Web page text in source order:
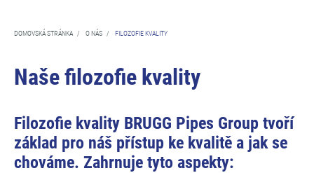
DOMOVSKÁ STRÁNKA / O NÁS / FILOZOFIE KVALITY
Naše filozofie kvality
Filozofie kvality BRUGG Pipes Group tvoří
základ pro náš přístup ke kvalitě a jak se
chováme. Zahrnuje tyto aspekty: